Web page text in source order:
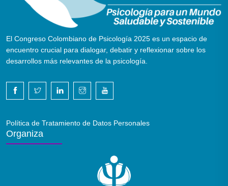
El Congreso Colombiano de Psicología 2025 es un espacio de
encuentro crucial para dialogar, debatir y reflexionar sobre los
desarrollos más relevantes de la psicología.
Política de Tratamiento de Datos Personales
Organiza